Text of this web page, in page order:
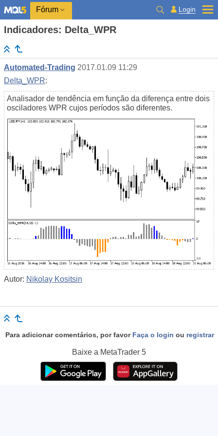
Fórum Login
Indicadores: Delta_WPR
Automated-Trading 2017.01.09 11:29
Delta_WPR:
Analisador de tendência em função da diferença entre dois
osciladores WPR cujos períodos são diferentes.
Autor: Nikolay Kositsin
Para adicionar comentários, por favor Faça o login ou registrar
Baixe a MetaTrader 5